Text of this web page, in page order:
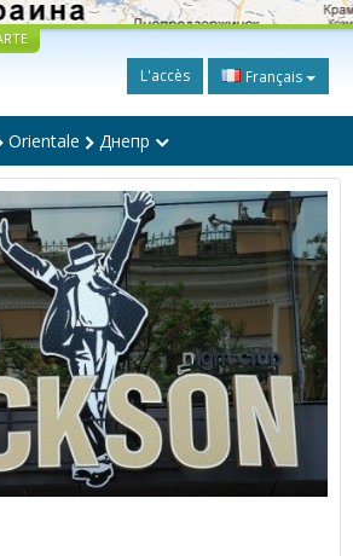
L'accès Français
Orientale Днепр